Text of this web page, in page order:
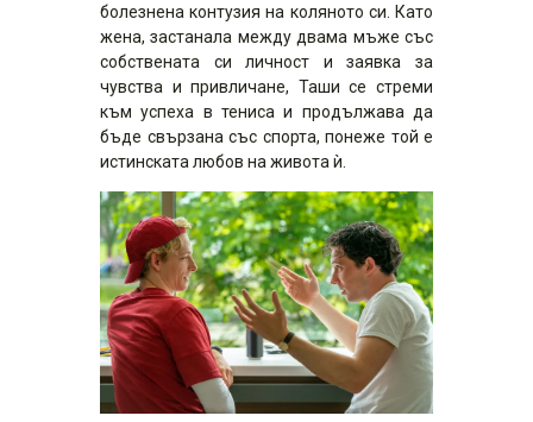
болезнена контузия на коляното си. Като
жена, застанала между двама мъже със
собствената си личност и заявка за
чувства и привличане, Таши се стреми
към успеха в тениса и продължава да
бъде свързана със спорта, понеже той е
истинската любов на живота ѝ.